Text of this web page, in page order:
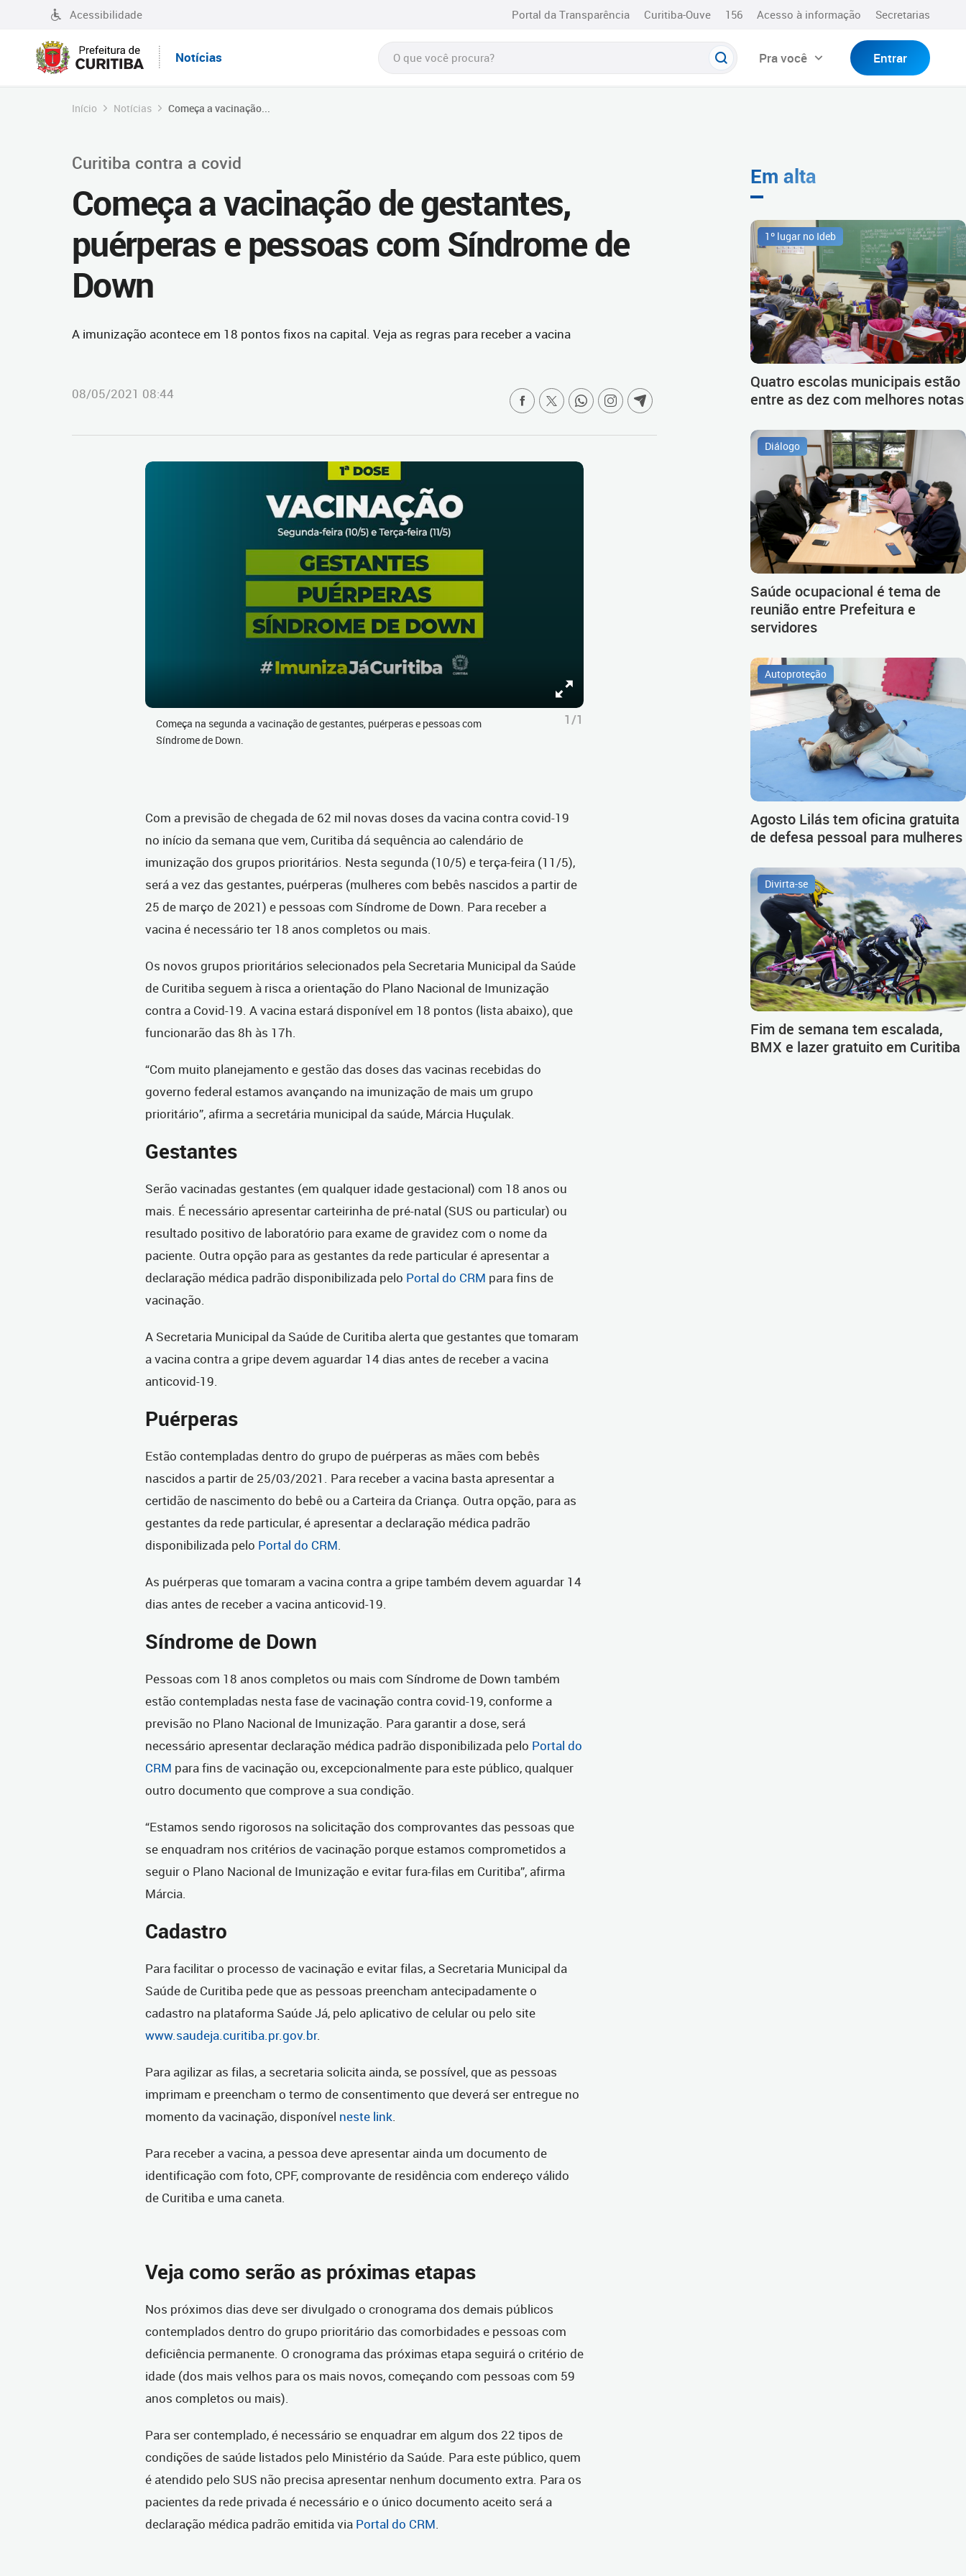
Acessibilidade Portal da Transparência Curitiba-Ouve 156 Acesso à informação Secretarias
Notícias Pra você Entrar
Início Notícias Começa a vacinação...
Curitiba contra a covid
Começa a vacinação de gestantes,
puérperas e pessoas com Síndrome de
Down
A imunização acontece em 18 pontos fixos na capital. Veja as regras para receber a vacina
08/05/2021 08:44
Começa na segunda a vacinação de gestantes, puérperas e pessoas com
Síndrome de Down.
1/1
Com a previsão de chegada de 62 mil novas doses da vacina contra covid-19
no início da semana que vem, Curitiba dá sequência ao calendário de
imunização dos grupos prioritários. Nesta segunda (10/5) e terça-feira (11/5),
será a vez das gestantes, puérperas (mulheres com bebês nascidos a partir de
25 de março de 2021) e pessoas com Síndrome de Down. Para receber a
vacina é necessário ter 18 anos completos ou mais.
Os novos grupos prioritários selecionados pela Secretaria Municipal da Saúde
de Curitiba seguem à risca a orientação do Plano Nacional de Imunização
contra a Covid-19. A vacina estará disponível em 18 pontos (lista abaixo), que
funcionarão das 8h às 17h.
“Com muito planejamento e gestão das doses das vacinas recebidas do
governo federal estamos avançando na imunização de mais um grupo
prioritário”, afirma a secretária municipal da saúde, Márcia Huçulak.
Gestantes
Serão vacinadas gestantes (em qualquer idade gestacional) com 18 anos ou
mais. É necessário apresentar carteirinha de pré-natal (SUS ou particular) ou
resultado positivo de laboratório para exame de gravidez com o nome da
paciente. Outra opção para as gestantes da rede particular é apresentar a
declaração médica padrão disponibilizada pelo Portal do CRM para fins de
vacinação.
A Secretaria Municipal da Saúde de Curitiba alerta que gestantes que tomaram
a vacina contra a gripe devem aguardar 14 dias antes de receber a vacina
anticovid-19.
Puérperas
Estão contempladas dentro do grupo de puérperas as mães com bebês
nascidos a partir de 25/03/2021. Para receber a vacina basta apresentar a
certidão de nascimento do bebê ou a Carteira da Criança. Outra opção, para as
gestantes da rede particular, é apresentar a declaração médica padrão
disponibilizada pelo Portal do CRM.
As puérperas que tomaram a vacina contra a gripe também devem aguardar 14
dias antes de receber a vacina anticovid-19.
Síndrome de Down
Pessoas com 18 anos completos ou mais com Síndrome de Down também
estão contempladas nesta fase de vacinação contra covid-19, conforme a
previsão no Plano Nacional de Imunização. Para garantir a dose, será
necessário apresentar declaração médica padrão disponibilizada pelo Portal do
CRM para fins de vacinação ou, excepcionalmente para este público, qualquer
outro documento que comprove a sua condição.
“Estamos sendo rigorosos na solicitação dos comprovantes das pessoas que
se enquadram nos critérios de vacinação porque estamos comprometidos a
seguir o Plano Nacional de Imunização e evitar fura-filas em Curitiba”, afirma
Márcia.
Cadastro
Para facilitar o processo de vacinação e evitar filas, a Secretaria Municipal da
Saúde de Curitiba pede que as pessoas preencham antecipadamente o
cadastro na plataforma Saúde Já, pelo aplicativo de celular ou pelo site
www.saudeja.curitiba.pr.gov.br.
Para agilizar as filas, a secretaria solicita ainda, se possível, que as pessoas
imprimam e preencham o termo de consentimento que deverá ser entregue no
momento da vacinação, disponível neste link.
Para receber a vacina, a pessoa deve apresentar ainda um documento de
identificação com foto, CPF, comprovante de residência com endereço válido
de Curitiba e uma caneta.
Veja como serão as próximas etapas
Nos próximos dias deve ser divulgado o cronograma dos demais públicos
contemplados dentro do grupo prioritário das comorbidades e pessoas com
deficiência permanente. O cronograma das próximas etapa seguirá o critério de
idade (dos mais velhos para os mais novos, começando com pessoas com 59
anos completos ou mais).
Para ser contemplado, é necessário se enquadrar em algum dos 22 tipos de
condições de saúde listados pelo Ministério da Saúde. Para este público, quem
é atendido pelo SUS não precisa apresentar nenhum documento extra. Para os
pacientes da rede privada é necessário e o único documento aceito será a
declaração médica padrão emitida via Portal do CRM.
Em alta
1º lugar no Ideb
Quatro escolas municipais estão
entre as dez com melhores notas
Diálogo
Saúde ocupacional é tema de
reunião entre Prefeitura e
servidores
Autoproteção
Agosto Lilás tem oficina gratuita
de defesa pessoal para mulheres
Divirta-se
Fim de semana tem escalada,
BMX e lazer gratuito em Curitiba